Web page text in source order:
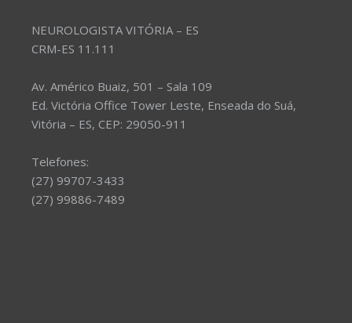
NEUROLOGISTA VITÓRIA – ES
CRM-ES 11.111
Av. Américo Buaiz, 501 – Sala 109
Ed. Victória Office Tower Leste, Enseada do Suá,
Vitória – ES, CEP: 29050-911
Telefones:
(27) 99707-3433
(27) 99886-7489